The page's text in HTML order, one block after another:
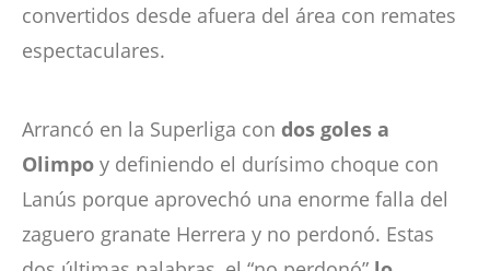
convertidos desde afuera del área con remates
espectaculares.
Arrancó en la Superliga con dos goles a
Olimpo y definiendo el durísimo choque con
Lanús porque aprovechó una enorme falla del
zaguero granate Herrera y no perdonó. Estas